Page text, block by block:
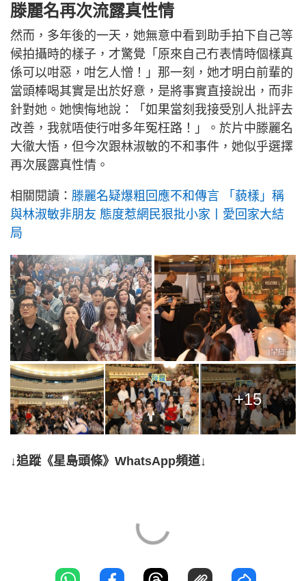
滕麗名再次流露真性情
然而，多年後的一天，她無意中看到助手拍下自己等
候拍攝時的樣子，才驚覺「原來自己冇表情時個樣真
係可以咁惡，咁乞人憎！」那一刻，她才明白前輩的
當頭棒喝其實是出於好意，是將事實直接說出，而非
針對她。她懊悔地說：「如果當刻我接受別人批評去
改善，我就唔使行咁多年冤枉路！」。於片中滕麗名
大徹大悟，但今次跟林淑敏的不和事件，她似乎選擇
再次展露真性情。
相關閱讀： 滕麗名疑爆粗回應不和傳言 「藐樣」稱
與林淑敏非朋友 態度惹網民狠批小家丨愛回家大結
局
+15
↓追蹤《星島頭條》WhatsApp頻道↓